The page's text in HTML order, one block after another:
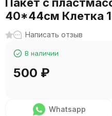
40*44см Клетка
Написать отзыв
В наличии
500 ₽
Whatsapp